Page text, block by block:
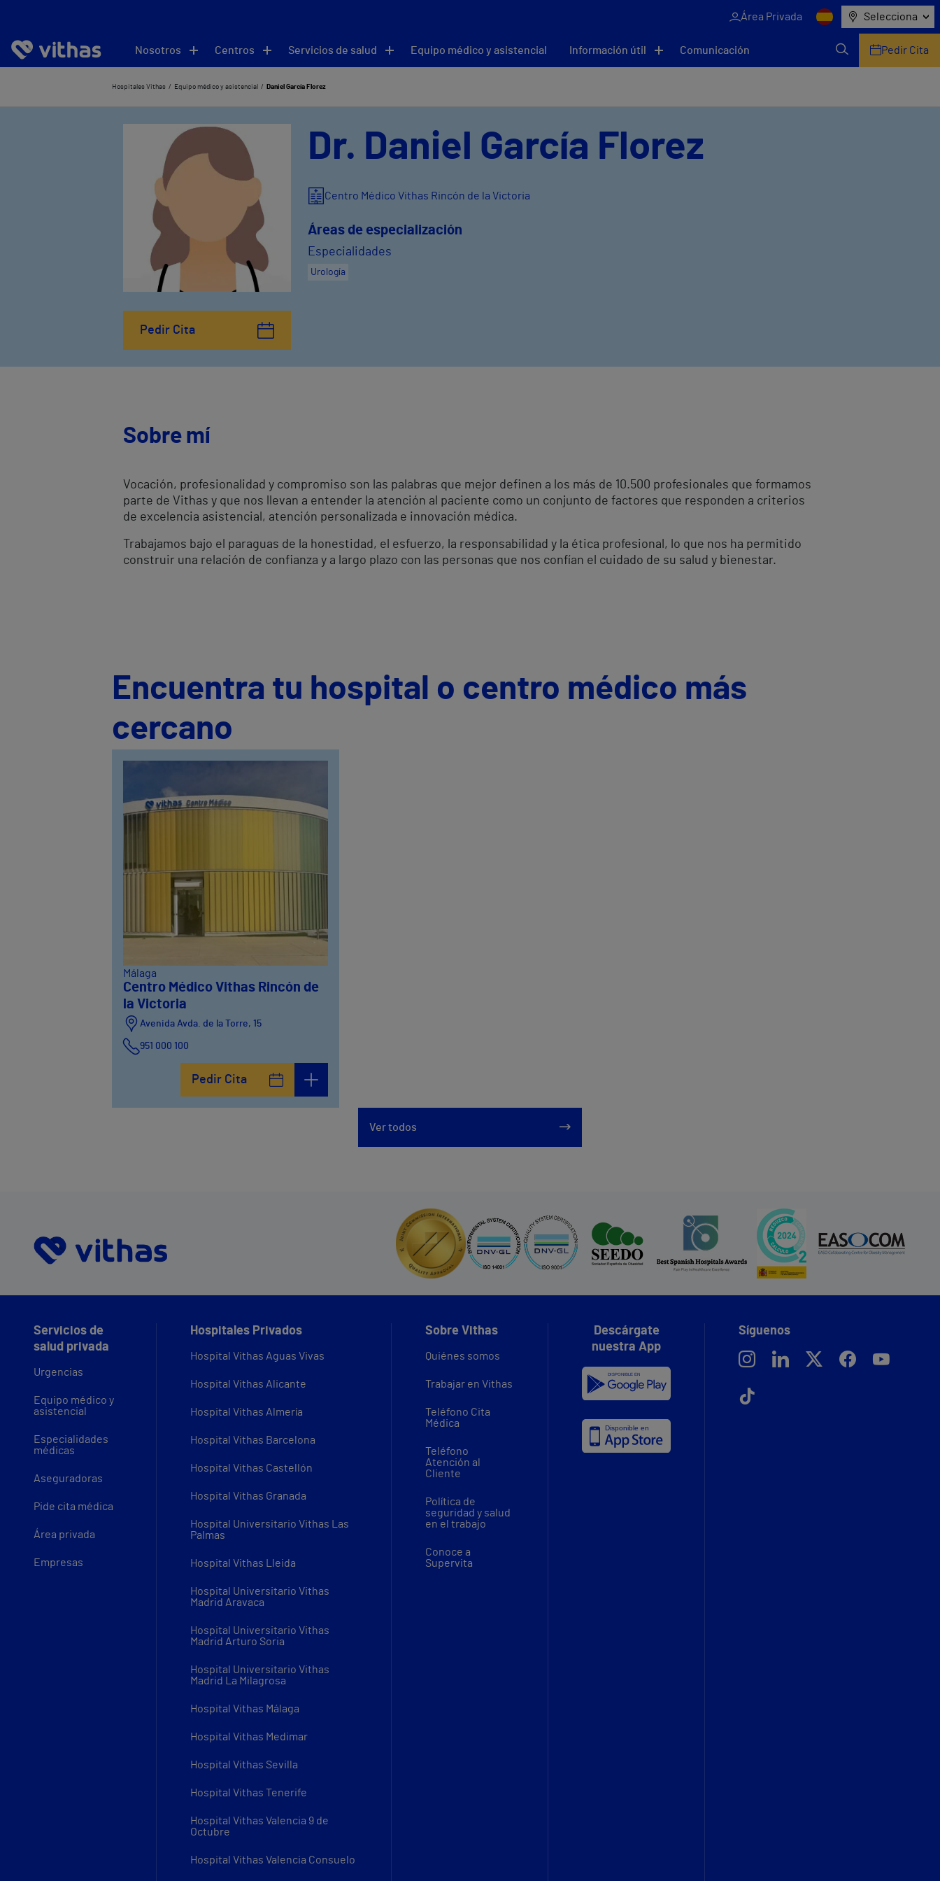
Área Privada Selecciona
Nosotros Centros Servicios de salud Equipo médico y asistencial Información útil Comunicación Pedir Cita
Hospitales Vithas Equipo médico y asistencial Daniel García Florez
Pedir Cita
Dr. Daniel García Florez
Centro Médico Vithas Rincón de la Victoria
Áreas de especialización
Especialidades
Urología
Sobre mí
Vocación, profesionalidad y compromiso son las palabras que mejor definen a los más de 10.500 profesionales que formamos
parte de Vithas y que nos llevan a entender la atención al paciente como un conjunto de factores que responden a criterios
de excelencia asistencial, atención personalizada e innovación médica.
Trabajamos bajo el paraguas de la honestidad, el esfuerzo, la responsabilidad y la ética profesional, lo que nos ha permitido
construir una relación de confianza y a largo plazo con las personas que nos confían el cuidado de su salud y bienestar.
Encuentra tu hospital o centro médico más
cercano
Málaga
Centro Médico Vithas Rincón de
la Victoria
Avenida Avda. de la Torre, 15
951 000 100
Pedir Cita
Ver todos
Servicios de
salud privada
Urgencias
Equipo médico y
asistencial
Especialidades
médicas
Aseguradoras
Pide cita médica
Área privada
Empresas
Hospitales Privados
Hospital Vithas Aguas Vivas
Hospital Vithas Alicante
Hospital Vithas Almería
Hospital Vithas Barcelona
Hospital Vithas Castellón
Hospital Vithas Granada
Hospital Universitario Vithas Las
Palmas
Hospital Vithas Lleida
Hospital Universitario Vithas
Madrid Aravaca
Hospital Universitario Vithas
Madrid Arturo Soria
Hospital Universitario Vithas
Madrid La Milagrosa
Hospital Vithas Málaga
Hospital Vithas Medimar
Hospital Vithas Sevilla
Hospital Vithas Tenerife
Hospital Vithas Valencia 9 de
Octubre
Hospital Vithas Valencia Consuelo
Sobre Vithas
Quiénes somos
Trabajar en Vithas
Teléfono Cita
Médica
Teléfono
Atención al
Cliente
Política de
seguridad y salud
en el trabajo
Conoce a
Supervita
Descárgate
nuestra App
Síguenos